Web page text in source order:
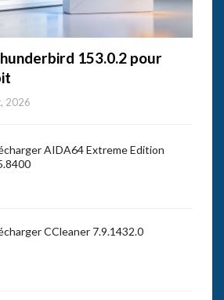
153.0.2 pour
2026
AIDA64 Extreme Edition
CCleaner 7.9.1432.0